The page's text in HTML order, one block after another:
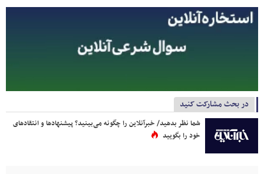
در بحث مشارکت کنید
شما نظر بدهید/ خبرآنلاین را چگونه می‌بینید؟ پیشنهادها و انتقادهای
خود را بگویید